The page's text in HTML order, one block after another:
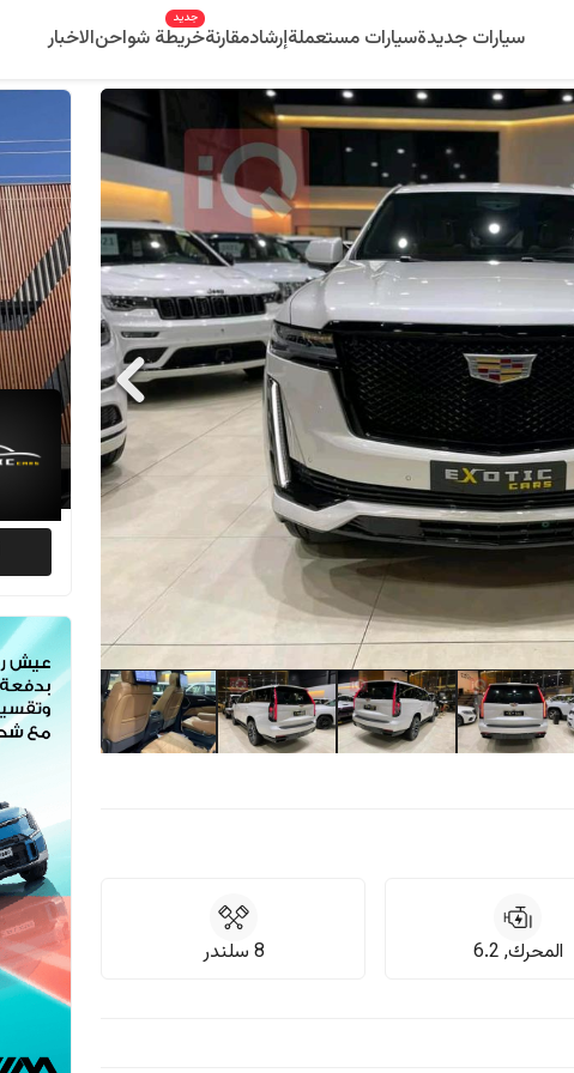
سيارات جديدةسيارات مستعملةإرشادمقارنةخريطة شواحن
جديد
الاخبار
المحرك, 6.2 8 سلندر